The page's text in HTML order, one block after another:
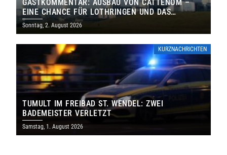
GASTKOMMENTAR: AUSBAU VON CATTENOM –
EINE CHANCE FÜR LOTHRINGEN UND DAS
SAARLAND
Sonntag, 2. August 2026
KURZNACHRICHTEN
TUMULT IM FREIBAD ST. WENDEL: ZWEI
BADEMEISTER VERLETZT
Samstag, 1. August 2026